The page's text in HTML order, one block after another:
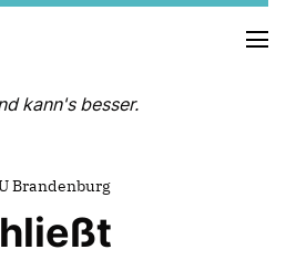
kann's besser.
Brandenburg